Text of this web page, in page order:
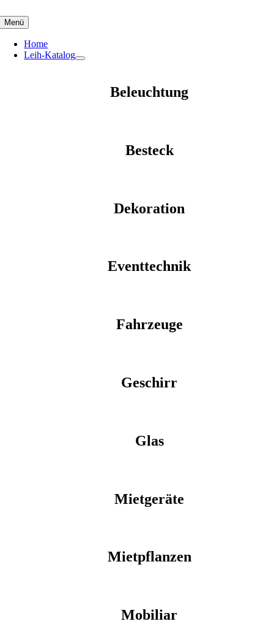
to
content
Menü
Home
Leih-Katalog
Beleuchtung
Besteck
Dekoration
Eventtechnik
Fahrzeuge
Geschirr
Glas
Mietgeräte
Mietpflanzen
Mobiliar